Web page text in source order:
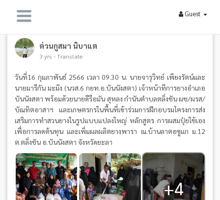
Guest
ต่วนกูสมา นิบาแต
3 yrs - Translate
วันที่16 กุมภาพันธ์ 2566 เวลา 09.30 น. นายจารุวิทย์ เพียงรัตน์และ
นายมารีกัน มะมิง (นวส.6 กยท.อ.บันนังสตา) เจ้าหน้าทีการยางอำเภอ
บันนังสตา พร้อมด้วยนายดีรือมัน สุหลง กำนันตำบลตลิ่งชัน ผช/ผรส/
บัณทิตอาสาฯ และเกษตรกรในพื้นที่เข้าร่วมการฝึกอบรมโครงการส่ง
เสริมการทำสวนยางในรูปแบบแปลงใหญ่ หลักสูตร การผสมปุ๋ยใช้เอง
เพื่อการลดต้นทุน และเพิ่มผลผลิตยางพารา ณ.บ้านลาตอซูแก ม.12
ต.ตลิ่งชัน อ.บันนังสตา จังหวัดยะลา
+4